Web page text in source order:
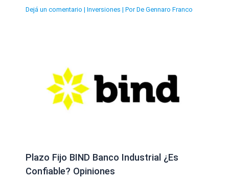
Dejá un comentario | Inversiones | Por De Gennaro Franco
Plazo Fijo BIND Banco Industrial ¿Es
Confiable? Opiniones